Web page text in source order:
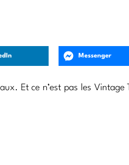
Messenger
Et ce n’est pas les